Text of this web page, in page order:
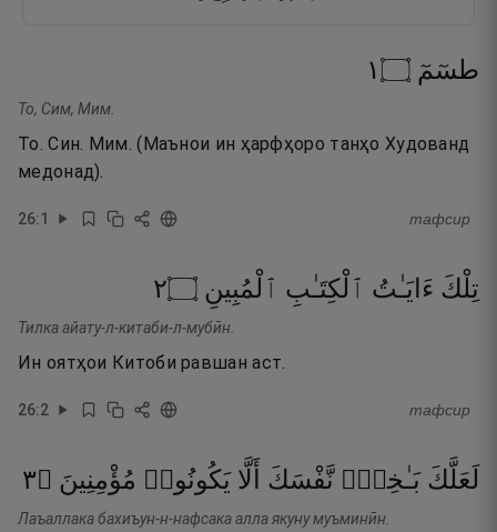
طسٓمٓ ۝١
То, Сим, Мим.
То. Син. Мим. (Маънои ин ҳарфҳоро танҳо Худованд
медонад).
26:1 тафсир
تِلْكَ ءَايَـٰتُ ٱلْكِتَـٰبِ ٱلْمُبِينِ ۝٢
Тилка айату-л-китаби-л-мубӣн.
Ин оятҳои Китоби равшан аст.
26:2 тафсир
لَعَلَّكَ بَـٰخِعٌۭ نَّفْسَكَ أَلَّا يَكُونُوا۟ مُؤْمِنِينَ ۝٣
Лаъаллака бахиъун-н-нафсака алла якуну муъминӣн.